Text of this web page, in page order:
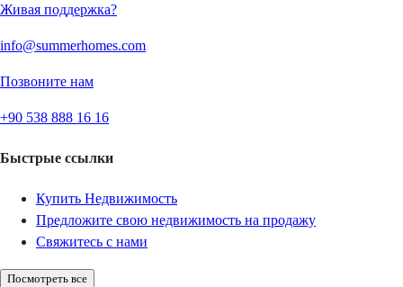
Живая поддержка?
info@summerhomes.com
Позвоните нам
+90 538 888 16 16
Быстрые ссылки
Купить Недвижимость
Предложите свою недвижимость на продажу
Свяжитесь с нами
Посмотреть все